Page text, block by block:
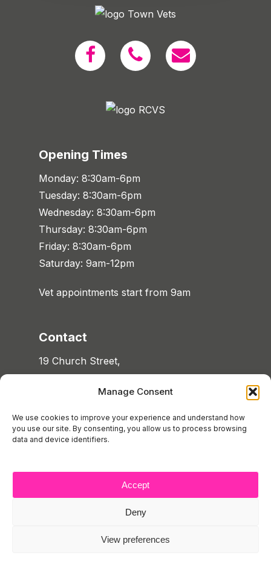
Manage Consent
We use cookies to improve your experience and understand how
you use our site. By consenting, you allow us to process browsing
data and device identifiers.
Accept
Deny
View preferences
Opening Times
Monday: 8:30am-6pm
Tuesday: 8:30am-6pm
Wednesday: 8:30am-6pm
Thursday: 8:30am-6pm
Friday: 8:30am-6pm
Saturday: 9am-12pm
Vet appointments start from 9am
Contact
19 Church Street,
Southport,
Merseyside PR9 0QT
T:01704 535233
E:contact@town-vets.co.uk